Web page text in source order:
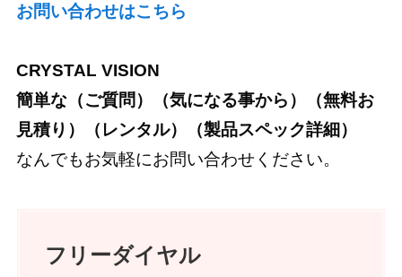
お問い合わせはこちら
CRYSTAL VISION
簡単な（ご質問）（気になる事から）（無料お
見積り）（レンタル）（製品スペック詳細）
なんでもお気軽にお問い合わせください。
フリーダイヤル